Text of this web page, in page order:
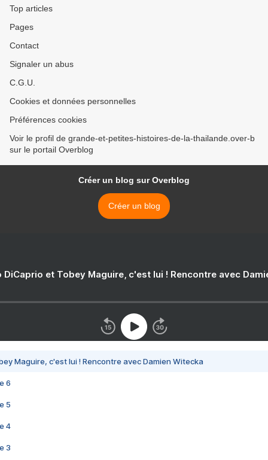
Top articles
Pages
Contact
Signaler un abus
C.G.U.
Cookies et données personnelles
Préférences cookies
Voir le profil de grande-et-petites-histoires-de-la-thailande.over-b
sur le portail Overblog
Créer un blog sur Overblog
Créer un blog
DiCaprio et Tobey Maguire, c'est lui ! Rencontre avec
Maguire, c'est lui ! Rencontre avec Damien Witecka
6
5
4
3